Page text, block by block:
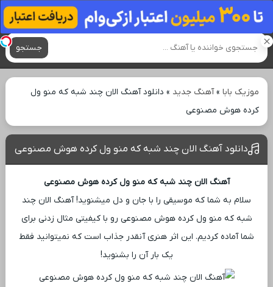
آهنگ های جدید
جستجو
موزیک بابا»آهنگ جدید » دانلود آهنگ الان چند شبه که منو ول
کرده هوش مصنوعی
دانلود آهنگ الان چند شبه که منو ول کرده هوش مصنوعی
آهنگ الان چند شبه که منو ول کرده هوش مصنوعی
سلام به شما که موسیقی را با جان و دل میشنوید! آهنگ الان چند
شبه که منو ول کرده هوش مصنوعی رو با کیفیتی مثال ‌زدنی برای
شما آماده کردیم. این اثر هنری آنقدر جذاب است که نمیتوانید فقط
یک بار آن را بشنوید!